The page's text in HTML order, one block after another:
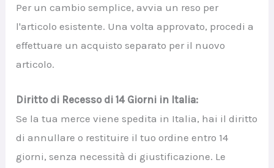
Per un cambio semplice, avvia un reso per
l'articolo esistente. Una volta approvato, procedi a
effettuare un acquisto separato per il nuovo
articolo.
Diritto di Recesso di 14 Giorni in Italia:
Se la tua merce viene spedita in Italia, hai il diritto
di annullare o restituire il tuo ordine entro 14
giorni, senza necessità di giustificazione. Le